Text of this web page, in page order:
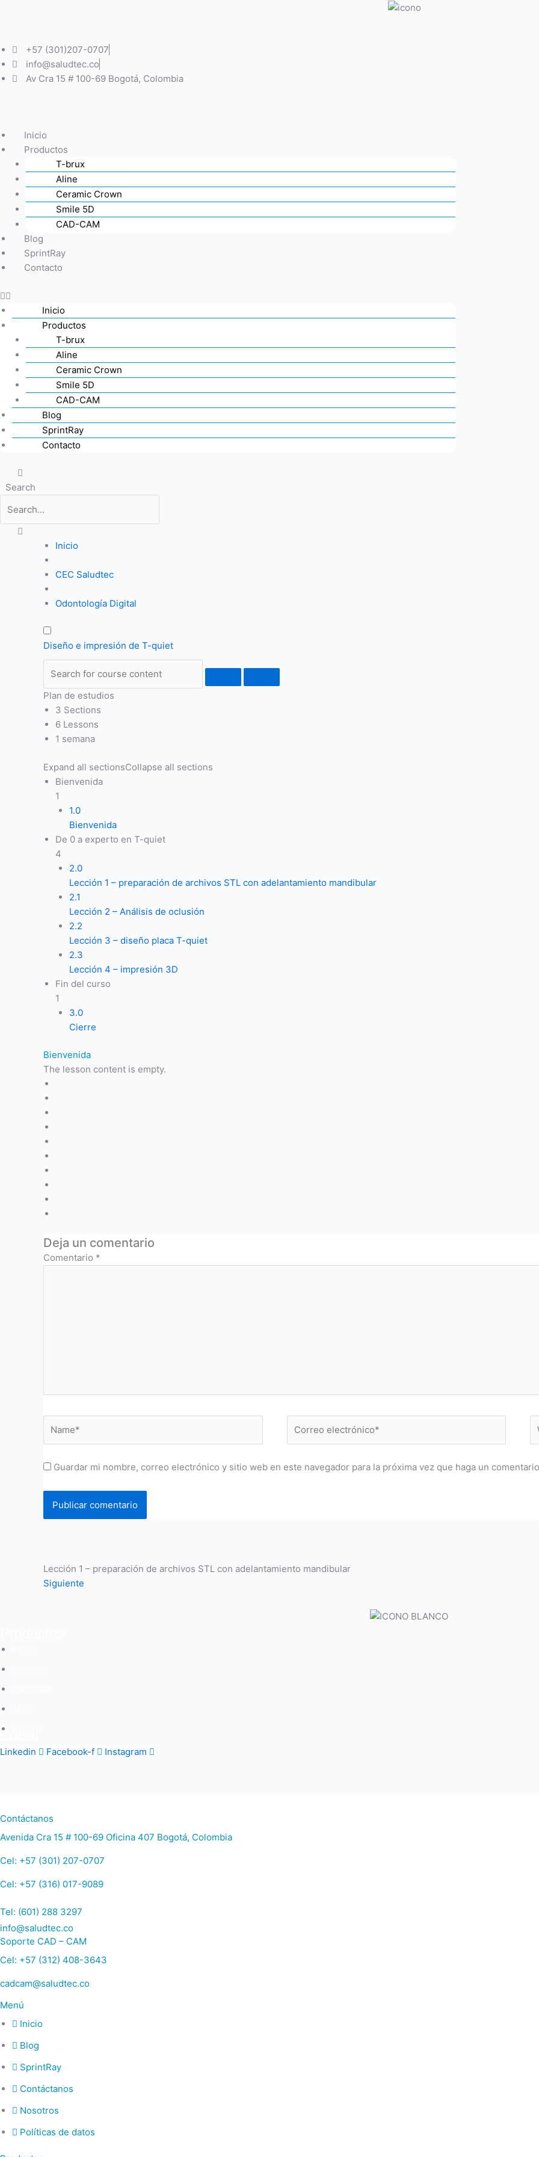
+57 (301)207-0707
info@saludtec.co
Av Cra 15 # 100-69 Bogotá, Colombia
Inicio
Productos
T-brux
Aline
Ceramic Crown
Smile 5D
CAD-CAM
Blog
SprintRay
Contacto
Inicio
Productos
T-brux
Aline
Ceramic Crown
Smile 5D
CAD-CAM
Blog
SprintRay
Contacto
Search
Inicio
CEC Saludtec
Odontología Digital
Diseño e impresión de T-quiet
Plan de estudios
3 Sections
6 Lessons
1 semana
Expand all sectionsCollapse all sections
Bienvenida
1
1.0
Bienvenida
De 0 a experto en T-quiet
4
2.0
Lección 1 – preparación de archivos STL con adelantamiento mandibular
2.1
Lección 2 – Análisis de oclusión
2.2
Lección 3 – diseño placa T-quiet
2.3
Lección 4 – impresión 3D
Fin del curso
1
3.0
Cierre
Bienvenida
The lesson content is empty.
Deja un comentario
Comentario *
electrónico*
Guardar mi nombre, correo electrónico y sitio web en este navegador para la próxima vez que haga un
Lección 1 – preparación de archivos STL con adelantamiento mandibular
Siguiente
Social
Linkedin Facebook-f Instagram
Contáctanos
Avenida Cra 15 # 100-69 Oficina 407 Bogotá, Colombia
Cel: +57 (301) 207-0707
Cel: +57 (316) 017-9089
Tel: (601) 288 3297
info@saludtec.co
Soporte CAD – CAM
Cel: +57 (312) 408-3643
cadcam@saludtec.co
Menú
Inicio
Blog
SprintRay
Contáctanos
Nosotros
Políticas de datos